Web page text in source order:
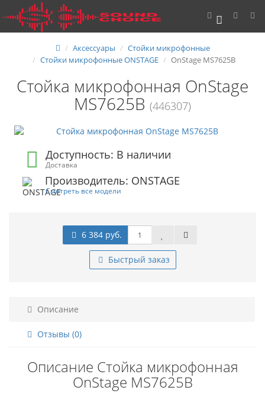
0
Аксессуары
Стойки микрофонные
Стойки микрофонные ONSTAGE
OnStage MS7625B
Стойка микрофонная OnStage
MS7625B (446307)
Доступность: В наличии
Доставка
Производитель: ONSTAGE
Смотреть все модели
6 384 руб.
Быстрый заказ
Описание
Отзывы (0)
Описание Стойка микрофонная
OnStage MS7625B